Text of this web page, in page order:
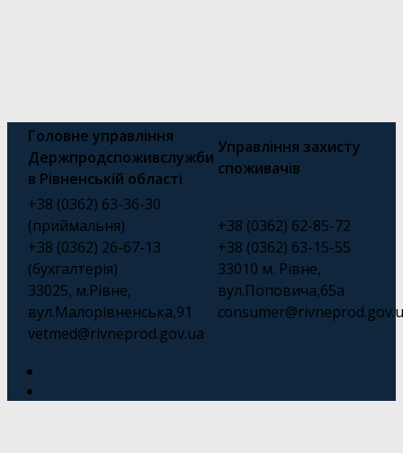
Головне управління
Держпродспоживслужби
в Рівненській області
Управління захисту
споживачів
+38 (0362) 63-36-30
(приймальня)
+38 (0362) 26-67-13
(бухгалтерія)
33025, м.Рівне,
вул.Малорівненська,91
vetmed@rivneprod.gov.ua
+38 (0362) 62-85-72
+38 (0362) 63-15-55
33010 м. Рівне,
вул.Поповича,65а